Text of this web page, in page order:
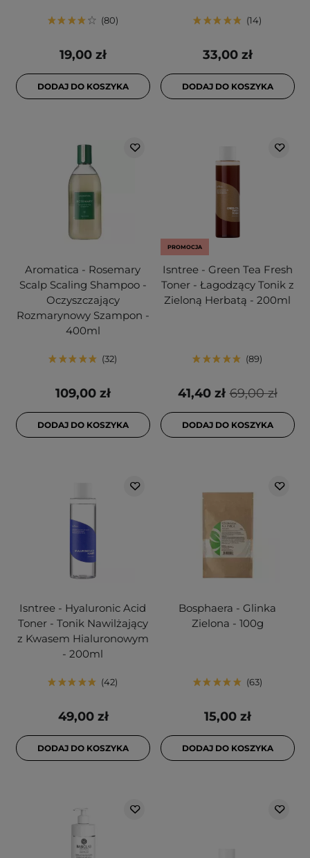
80
19,00 zł
DODAJ DO KOSZYKA
14
33,00 zł
DODAJ DO KOSZYKA
Aromatica - Rosemary
Scalp Scaling Shampoo -
Oczyszczający
Rozmarynowy Szampon -
400ml
32
109,00 zł
DODAJ DO KOSZYKA
PROMOCJA
Isntree - Green Tea Fresh
Toner - Łagodzący Tonik z
Zieloną Herbatą - 200ml
89
69,00 zł
41,40 zł
DODAJ DO KOSZYKA
Isntree - Hyaluronic Acid
Toner - Tonik Nawilżający
z Kwasem Hialuronowym
- 200ml
42
49,00 zł
DODAJ DO KOSZYKA
Bosphaera - Glinka
Zielona - 100g
63
15,00 zł
DODAJ DO KOSZYKA